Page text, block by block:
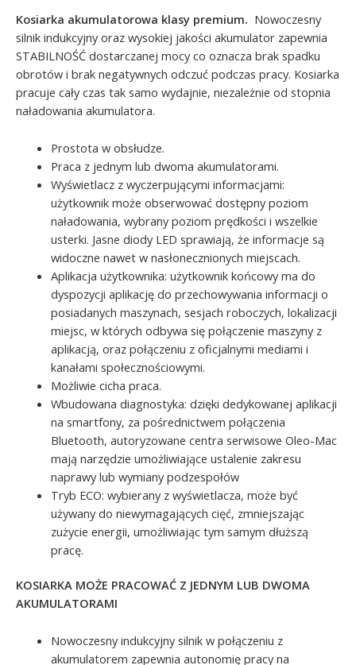
Kosiarka akumulatorowa klasy premium. Nowoczesny
silnik indukcyjny oraz wysokiej jakości akumulator zapewnia
STABILNOŚĆ dostarczanej mocy co oznacza brak spadku
obrotów i brak negatywnych odczuć podczas pracy. Kosiarka
pracuje cały czas tak samo wydajnie, niezależnie od stopnia
naładowania akumulatora.
Prostota w obsłudze.
Praca z jednym lub dwoma akumulatorami.
Wyświetlacz z wyczerpującymi informacjami:
użytkownik może obserwować dostępny poziom
naładowania, wybrany poziom prędkości i wszelkie
usterki. Jasne diody LED sprawiają, że informacje są
widoczne nawet w nasłonecznionych miejscach.
Aplikacja użytkownika: użytkownik końcowy ma do
dyspozycji aplikację do przechowywania informacji o
posiadanych maszynach, sesjach roboczych, lokalizacji
miejsc, w których odbywa się połączenie maszyny z
aplikacją, oraz połączeniu z oficjalnymi mediami i
kanałami społecznościowymi.
Możliwie cicha praca.
Wbudowana diagnostyka: dzięki dedykowanej aplikacji
na smartfony, za pośrednictwem połączenia
Bluetooth, autoryzowane centra serwisowe Oleo-Mac
mają narzędzie umożliwiające ustalenie zakresu
naprawy lub wymiany podzespołów
Tryb ECO: wybierany z wyświetlacza, może być
używany do niewymagających cięć, zmniejszając
zużycie energii, umożliwiając tym samym dłuższą
pracę.
KOSIARKA MOŻE PRACOWAĆ Z JEDNYM LUB DWOMA
AKUMULATORAMI
Nowoczesny indukcyjny silnik w połączeniu z
akumulatorem zapewnia autonomię pracy na